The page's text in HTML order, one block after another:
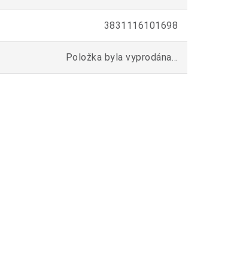
3831116101698
Položka byla vyprodána…